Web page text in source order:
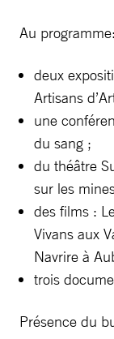
Au programme:
deux
Artisans
une
du sang ;
du théâtre
sur les
des films :
Vivans aux
Navrire à
trois
Présence du